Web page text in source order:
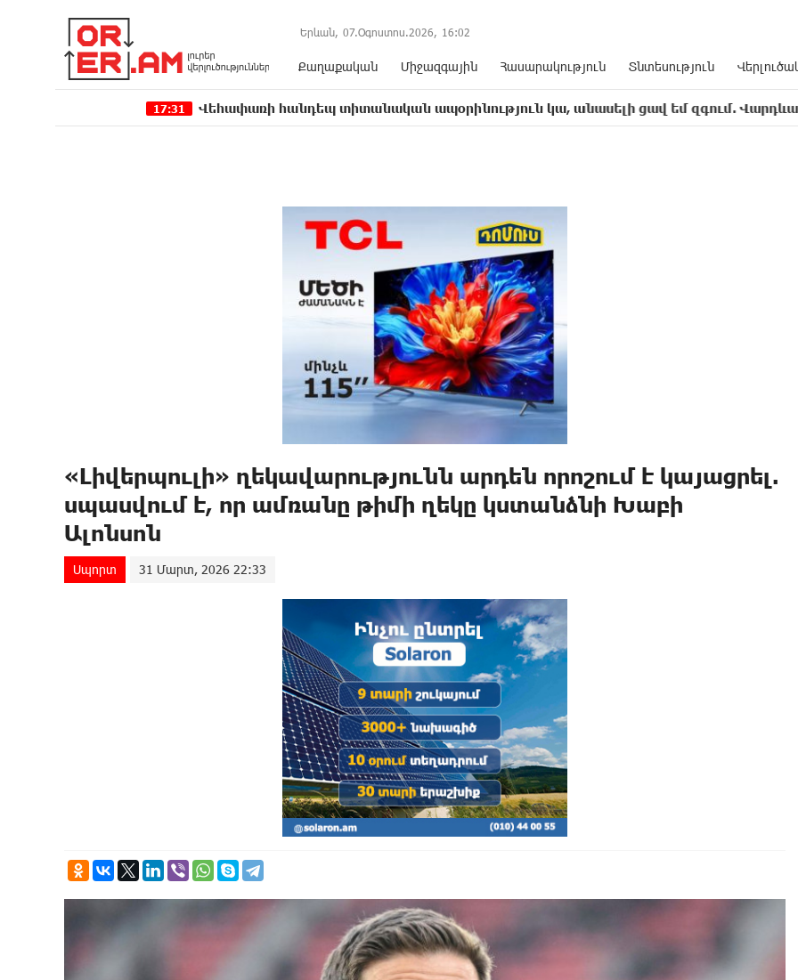
Երևան, 07.Օգոստոս.2026, 16:02
Քաղաքական Միջազգային Հասարակություն Տնտեսություն
Վեհափառի հանդեպ տիտանական ապօրինություն կա, անասելի ցավ եմ զգում. Վարդևանյան
«Լիվերպուլի» ղեկավարությունն արդեն որոշում է կայացրել.
սպասվում է, որ ամռանը թիմի ղեկը կստանձնի Խաբի
Ալոնսոն
Սպորտ 31 Մարտ, 2026 22:33